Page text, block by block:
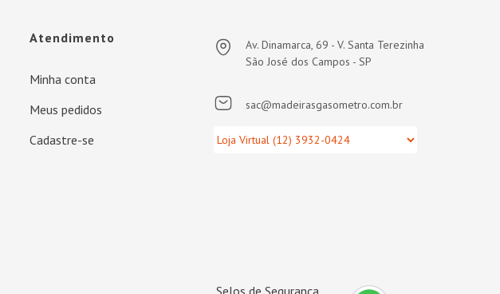
Atendimento
Minha conta
Meus pedidos
Cadastre-se
Av. Dinamarca, 69 - V. Santa Terezinha
São José dos Campos - SP
sac@madeirasgasometro.com.br